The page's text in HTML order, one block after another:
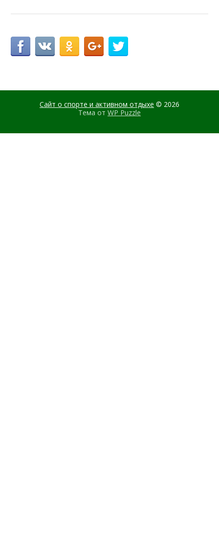
Сайт о спорте и активном отдыхе © 2026
Тема от WP Puzzle